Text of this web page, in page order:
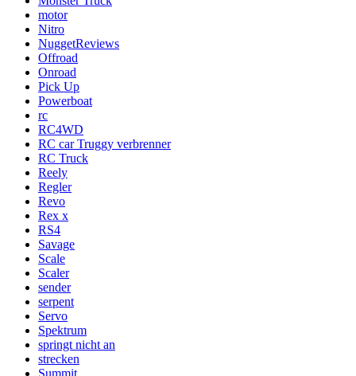
motor
Nitro
NuggetReviews
Offroad
Onroad
Pick Up
Powerboat
rc
RC4WD
RC car Truggy verbrenner
RC Truck
Reely
Regler
Revo
Rex x
RS4
Savage
Scale
Scaler
sender
serpent
Servo
Spektrum
springt nicht an
strecken
Summit